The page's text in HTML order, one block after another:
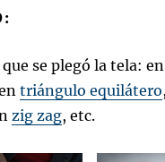
se plegó la tela:
triángulo equilátero
zig zag, etc.